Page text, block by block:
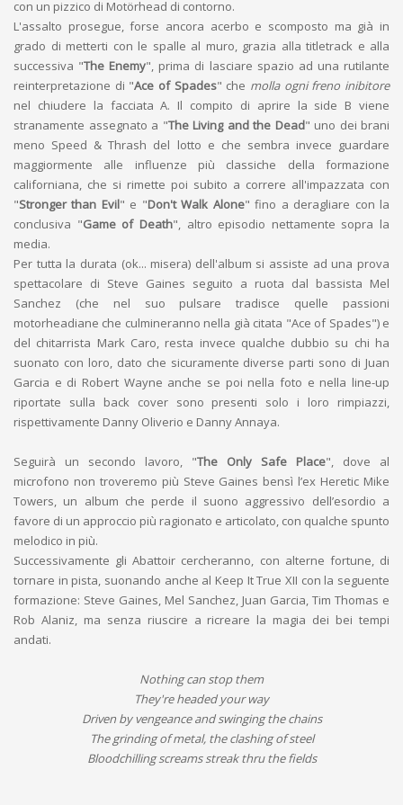
con un pizzico di Motörhead di contorno.
L'assalto prosegue, forse ancora acerbo e scomposto ma già in
grado di metterti con le spalle al muro, grazia alla titletrack e alla
successiva "The Enemy", prima di lasciare spazio ad una rutilante
reinterpretazione di "Ace of Spades" che molla ogni freno inibitore
nel chiudere la facciata A. Il compito di aprire la side B viene
stranamente assegnato a "The Living and the Dead" uno dei brani
meno Speed & Thrash del lotto e che sembra invece guardare
maggiormente alle influenze più classiche della formazione
californiana, che si rimette poi subito a correre all'impazzata con
"Stronger than Evil" e "Don't Walk Alone" fino a deragliare con la
conclusiva "Game of Death", altro episodio nettamente sopra la
media.
Per tutta la durata (ok... misera) dell'album si assiste ad una prova
spettacolare di Steve Gaines seguito a ruota dal bassista Mel
Sanchez (che nel suo pulsare tradisce quelle passioni
motorheadiane che culmineranno nella già citata "Ace of Spades") e
del chitarrista Mark Caro, resta invece qualche dubbio su chi ha
suonato con loro, dato che sicuramente diverse parti sono di Juan
Garcia e di Robert Wayne anche se poi nella foto e nella line-up
riportate sulla back cover sono presenti solo i loro rimpiazzi,
rispettivamente Danny Oliverio e Danny Annaya.
Seguirà un secondo lavoro, "The Only Safe Place", dove al
microfono non troveremo più Steve Gaines bensì l’ex Heretic Mike
Towers, un album che perde il suono aggressivo dell’esordio a
favore di un approccio più ragionato e articolato, con qualche spunto
melodico in più.
Successivamente gli Abattoir cercheranno, con alterne fortune, di
tornare in pista, suonando anche al Keep It True XII con la seguente
formazione: Steve Gaines, Mel Sanchez, Juan Garcia, Tim Thomas e
Rob Alaniz, ma senza riuscire a ricreare la magia dei bei tempi
andati.
Nothing can stop them
They're headed your way
Driven by vengeance and swinging the chains
The grinding of metal, the clashing of steel
Bloodchilling screams streak thru the fields